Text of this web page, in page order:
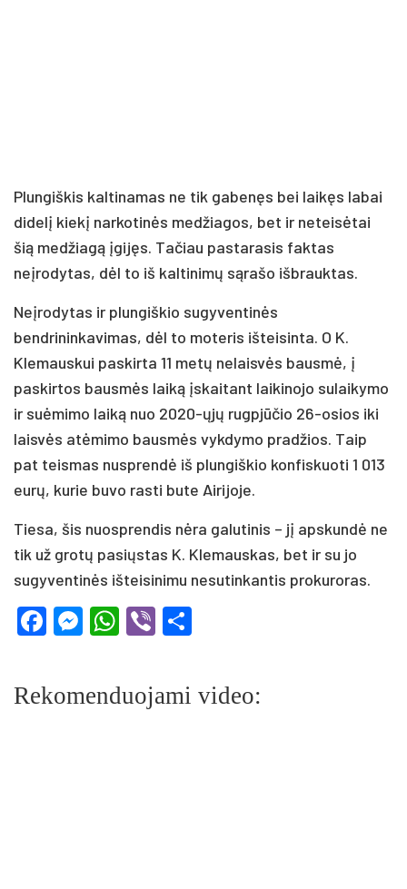
Plungiškis kaltinamas ne tik gabenęs bei laikęs labai
didelį kiekį narkotinės medžiagos, bet ir neteisėtai
šią medžiagą įgijęs. Tačiau pastarasis faktas
neįrodytas, dėl to iš kaltinimų sąrašo išbrauktas.
Neįrodytas ir plungiškio sugyventinės
bendrininkavimas, dėl to moteris išteisinta. O K.
Klemauskui paskirta 11 metų nelaisvės bausmė, į
paskirtos bausmės laiką įskaitant laikinojo sulaikymo
ir suėmimo laiką nuo 2020-ųjų rugpjūčio 26-osios iki
laisvės atėmimo bausmės vykdymo pradžios. Taip
pat teismas nusprendė iš plungiškio konfiskuoti 1 013
eurų, kurie buvo rasti bute Airijoje.
Tiesa, šis nuosprendis nėra galutinis – jį apskundė ne
tik už grotų pasiųstas K. Klemauskas, bet ir su jo
sugyventinės išteisinimu nesutinkantis prokuroras.
Facebook
Messenger
WhatsApp
Viber
Rekomenduojami video: